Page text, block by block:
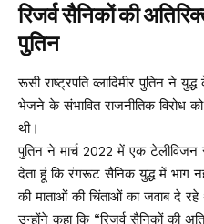
रिजर्व सैनिकों की
पुतिन
रूसी राष्ट्रपति व्लादिमीर पुतिन ने
भेजने के संभावित राजनीतिक विरोध
थी।
पुतिन ने मार्च 2022 में एक
देता हूं कि रंगरूट सैनिक युद्ध में भाग
की माताओं की चिंताओं का जवाब दे
उन्होंने कहा कि “रिजर्व सैनिकों की